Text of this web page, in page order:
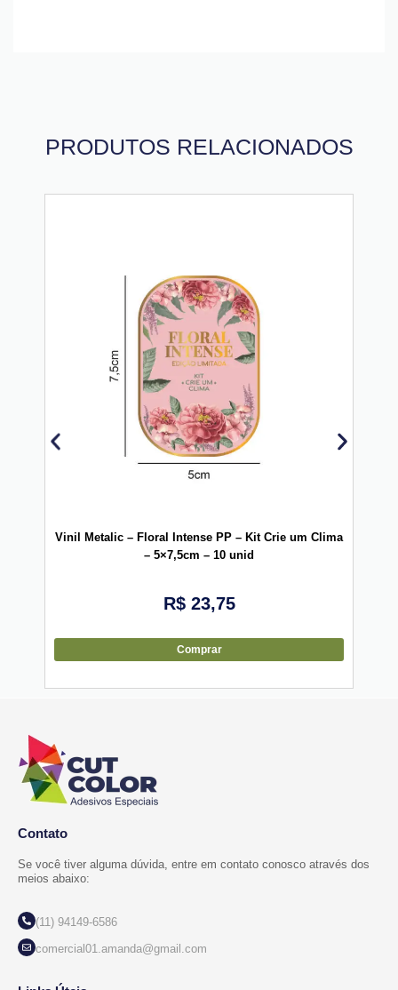
PRODUTOS RELACIONADOS
Vinil Metalic – Floral Intense PP – Kit Crie um Clima
– 5×7,5cm – 10 unid
R$23,75
Comprar
Contato
Se você tiver alguma dúvida, entre em contato conosco através dos
meios abaixo:
(11) 94149-6586
comercial01.amanda@gmail.com